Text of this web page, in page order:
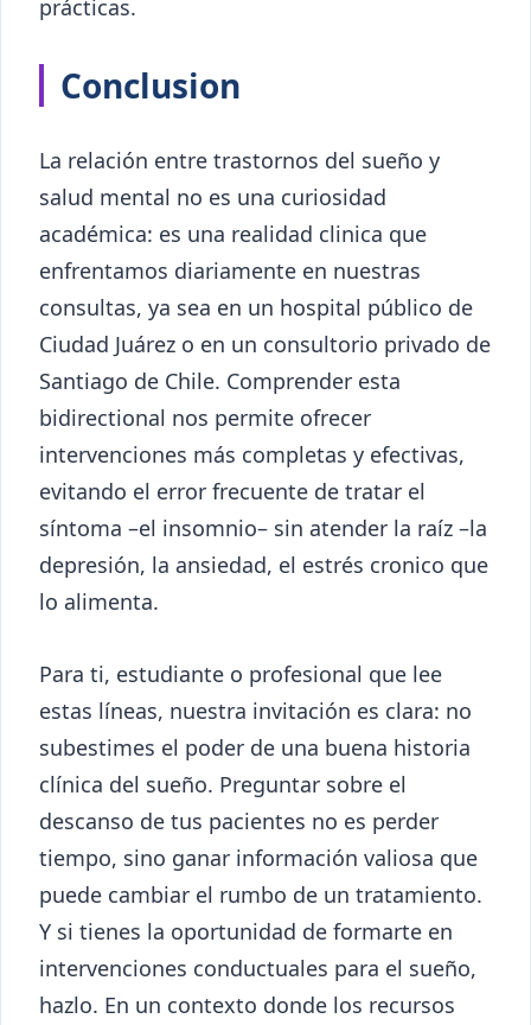
prácticas.
Conclusion
La relación entre trastornos del sueño y
salud mental no es una curiosidad
académica: es una realidad clinica que
enfrentamos diariamente en nuestras
consultas, ya sea en un hospital público de
Ciudad Juárez o en un consultorio privado de
Santiago de Chile. Comprender esta
bidirectional nos permite ofrecer
intervenciones más completas y efectivas,
evitando el error frecuente de tratar el
síntoma –el insomnio– sin atender la raíz –la
depresión, la ansiedad, el estrés cronico que
lo alimenta.
Para ti, estudiante o profesional que lee
estas líneas, nuestra invitación es clara: no
subestimes el poder de una buena historia
clínica del sueño. Preguntar sobre el
descanso de tus pacientes no es perder
tiempo, sino ganar información valiosa que
puede cambiar el rumbo de un tratamiento.
Y si tienes la oportunidad de formarte en
intervenciones conductuales para el sueño,
hazlo. En un contexto donde los recursos